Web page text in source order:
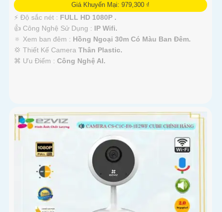
Giá Khuyến Mại: 979,300 ₫
️⚡ Độ sắc nét : FULL HD 1080P .
👍 Công Nghệ Sử Dụng : IP Wifi.
🔅 Xem ban đêm : Hồng Ngoại 30m Có Màu Ban Ðêm.
💢 Thiết Kế Camera Thân Plastic.
️⌘ Ưu Điểm : Công Nghệ AI.